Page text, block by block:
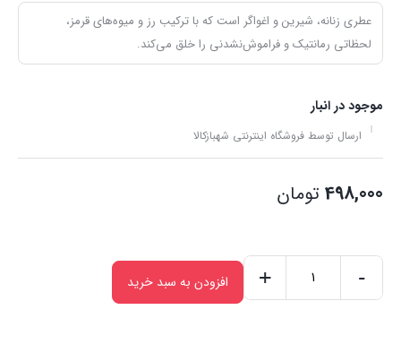
عطری زنانه، شیرین و اغواگر است که با ترکیب رز و میوه‌های قرمز،
لحظاتی رمانتیک و فراموش‌نشدنی را خلق می‌کند.
موجود در انبار
ارسال توسط فروشگاه اینترنتی شهبازکالا
498,000 تومان
-
+ افزودن به سبد خرید